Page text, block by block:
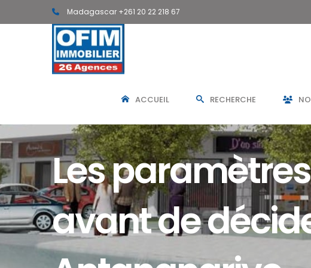
Madagascar +261 20 22 218 67
ACCUEIL RECHERCHE
Les
avant de